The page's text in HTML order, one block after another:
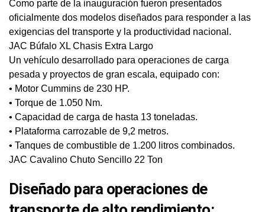
Como parte de la inauguración fueron presentados
oficialmente dos modelos diseñados para responder a las
exigencias del transporte y la productividad nacional.
JAC Búfalo XL Chasis Extra Largo
Un vehículo desarrollado para operaciones de carga
pesada y proyectos de gran escala, equipado con:
• Motor Cummins de 230 HP.
• Torque de 1.050 Nm.
• Capacidad de carga de hasta 13 toneladas.
• Plataforma carrozable de 9,2 metros.
• Tanques de combustible de 1.200 litros combinados.
JAC Cavalino Chuto Sencillo 22 Ton
Diseñado para operaciones de